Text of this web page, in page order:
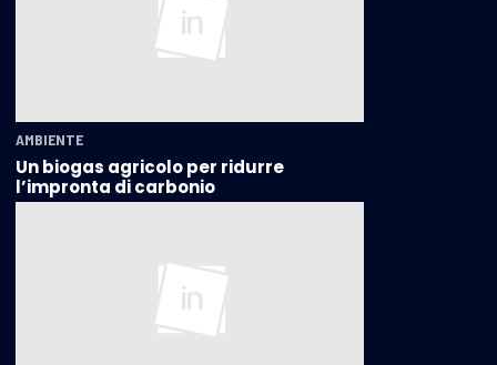
AMBIENTE
Un biogas agricolo per ridurre
l’impronta di carbonio